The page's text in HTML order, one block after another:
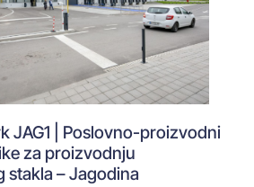
JAG1 | Poslovno-proizvodni
za proizvodnju
stakla – Jagodina